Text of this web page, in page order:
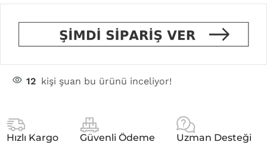
12 kişi şuan bu ürünü inceliyor!
Hızlı Kargo Güvenli Ödeme Uzman Desteği